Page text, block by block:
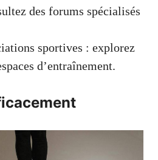
des forums spécialisés
sportives : explorez
d’entraînement.